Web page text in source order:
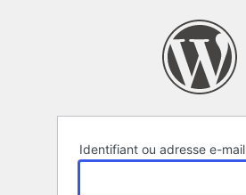
Identifiant ou adresse e-mail